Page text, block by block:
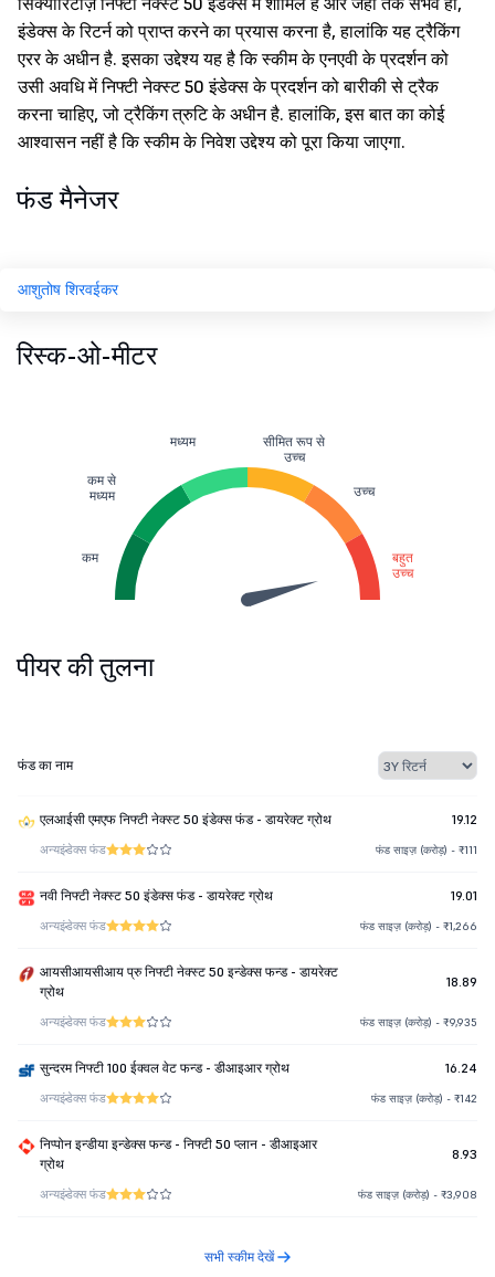
इंडेक्स के रिटर्न को प्राप्त करने का प्रयास करना है, हालांकि यह ट्रैकिंग
एरर के अधीन है. इसका उद्देश्य यह है कि स्कीम के एनएवी के प्रदर्शन को
उसी अवधि में निफ्टी नेक्स्ट 50 इंडेक्स के प्रदर्शन को बारीकी से ट्रैक
करना चाहिए, जो ट्रैकिंग त्रुटि के अधीन है. हालांकि, इस बात का कोई
आश्वासन नहीं है कि स्कीम के निवेश उद्देश्य को पूरा किया जाएगा.
फंड मैनेजर
आशुतोष शिरवईकर
रिस्क-ओ-मीटर
कम
कम से
मध्यम
मध्यम
सीमित रूप से
उच्च
उच्च
बहुत
उच्च
पीयर की तुलना
फंड का नाम
एलआईसी एमएफ निफ्टी नेक्स्ट 50 इंडेक्स फंड - डायरेक्ट ग्रोथ 19.12
अन्यइंडेक्स फंड फंड साइज़ (करोड़) - ₹111
नवी निफ्टी नेक्स्ट 50 इंडेक्स फंड - डायरेक्ट ग्रोथ 19.01
अन्यइंडेक्स फंड फंड साइज़ (करोड़) - ₹1,266
आयसीआयसीआय प्रु निफ्टी नेक्स्ट 50 इन्डेक्स फन्ड - डायरेक्ट
ग्रोथ
18.89
अन्यइंडेक्स फंड फंड साइज़ (करोड़) - ₹9,935
सुन्दरम निफ्टी 100 ईक्वल वेट फन्ड - डीआइआर ग्रोथ 16.24
अन्यइंडेक्स फंड फंड साइज़ (करोड़) - ₹142
निप्पोन इन्डीया इन्डेक्स फन्ड - निफ्टी 50 प्लान - डीआइआर
ग्रोथ
8.93
अन्यइंडेक्स फंड फंड साइज़ (करोड़) - ₹3,908
सभी स्कीम देखें